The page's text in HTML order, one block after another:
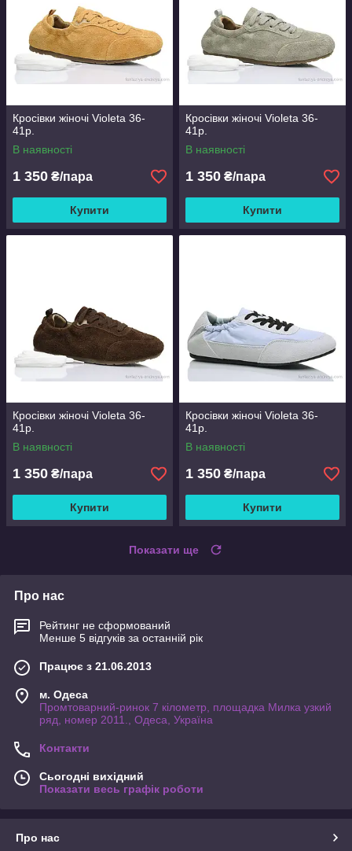
Кросівки жіночі Violeta 36-
41р.
В наявності
1 350 ₴/пара
Купити
Кросівки жіночі Violeta 36-
41р.
В наявності
1 350 ₴/пара
Купити
Кросівки жіночі Violeta 36-
41р.
В наявності
1 350 ₴/пара
Купити
Кросівки жіночі Violeta 36-
41р.
В наявності
1 350 ₴/пара
Купити
Показати ще
Про нас
Рейтинг не сформований
Менше 5 відгуків за останній рік
Працює з 21.06.2013
м. Одеса
Промтоварний-ринок 7 кілометр, площадка Милка узкий
ряд, номер 2011., Одеса, Україна
Контакти
Сьогодні вихідний
Показати весь графік роботи
Про нас